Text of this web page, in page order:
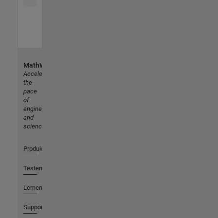
MathWorks
Accelerating
the
pace
of
engineering
and
science
Produkte
Testen oder Kaufen
Lernen
Support